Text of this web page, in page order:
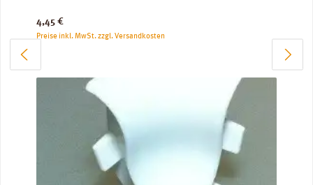
Regulärer Preis:
4,45 €
Preise inkl. MwSt. zzgl. Versandkosten